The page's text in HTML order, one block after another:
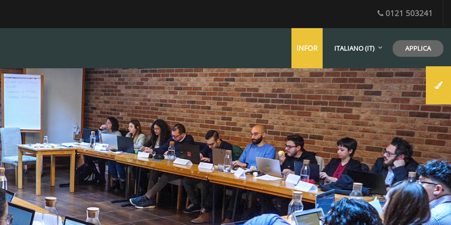
0121 503241
INFOR ITALIANO ‎(IT)‎ APPLICA